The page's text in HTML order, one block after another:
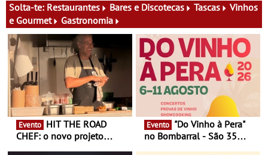
13 de Dezembro
29 de Agosto
Solta-te: Restaurantes Bares e Discotecas Tascas
Vinhos
e Gourmet
Gastronomia
Evento
CHEF: o novo projeto
Evento
no Bombarral - São 35